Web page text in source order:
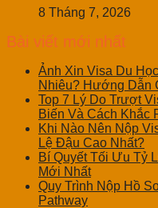
8 Tháng 7, 2026
Bài viết mới nhất
Ảnh Xin Visa Du
Nhiêu? Hướng Dẫn
Top 7 Lý Do Trượt
Biến Và Cách Khắc
Khi Nào Nên Nộp
Lệ Đậu Cao Nhất?
Bí Quyết Tối Ưu Tỷ
Mới Nhất
Quy Trình Nộp Hồ
Pathway